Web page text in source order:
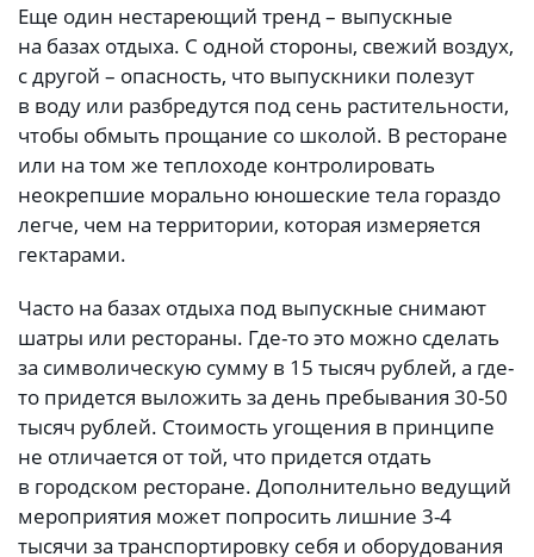
Еще один нестареющий тренд – выпускные
на базах отдыха. С одной стороны, свежий воздух,
с другой – опасность, что выпускники полезут
в воду или разбредутся под сень растительности,
чтобы обмыть прощание со школой. В ресторане
или на том же теплоходе контролировать
неокрепшие морально юношеские тела гораздо
легче, чем на территории, которая измеряется
гектарами.
Часто на базах отдыха под выпускные снимают
шатры или рестораны. Где-то это можно сделать
за символическую сумму в 15 тысяч рублей, а где-
то придется выложить за день пребывания 30-50
тысяч рублей. Стоимость угощения в принципе
не отличается от той, что придется отдать
в городском ресторане. Дополнительно ведущий
мероприятия может попросить лишние 3-4
тысячи за транспортировку себя и оборудования